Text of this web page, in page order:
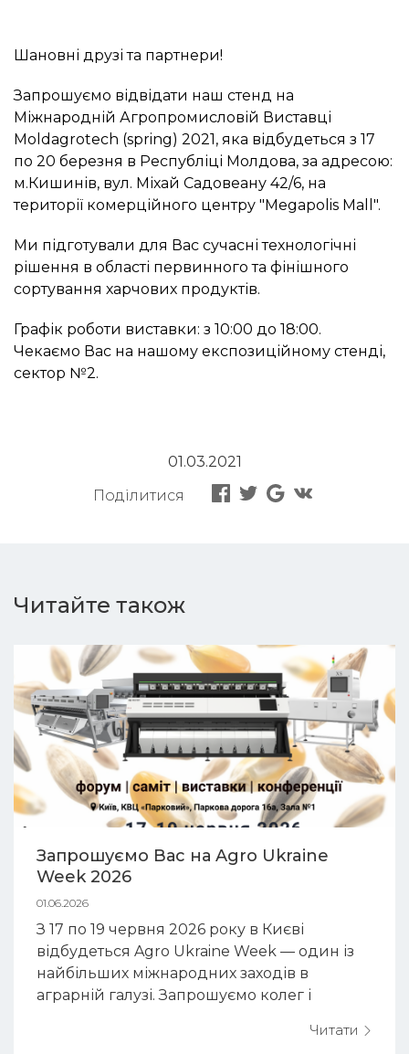
Шановні друзі та партнери!
Запрошуємо відвідати наш стенд на
Міжнародній Агропромисловій Виставці
Moldagrotech (spring) 2021, яка відбудеться з 17
по 20 березня в Республіці Молдова, за адресою:
м.Кишинів, вул. Міхай Садовеану 42/6, на
території комерційного центру "Megapolis Mall".
Ми підготували для Вас сучасні технологічні
рішення в області первинного та фінішного
сортування харчових продуктів.
Графік роботи виставки: з 10:00 до 18:00.
Чекаємо Вас на нашому експозиційному стенді,
сектор №2.
01.03.2021
Поділитися
Читайте також
Запрошуємо Вас на Agro Ukraine
Week 2026
01.06.2026
З 17 по 19 червня 2026 року в Києві
відбудеться Agro Ukraine Week — один із
найбільших міжнародних заходів в
аграрній галузі. Запрошуємо колег і
стенд у КВЦ «Парковий» (м.Київ, Паркова
Читати